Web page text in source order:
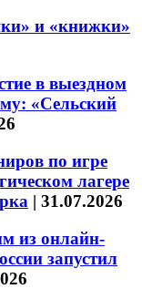
и «книжки»
в выездном
«Сельский
по игре
лагере
| 31.07.2026
из онлайн-
запустил